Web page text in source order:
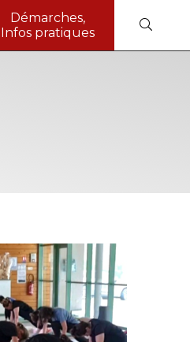
Démarches,
Infos pratiques